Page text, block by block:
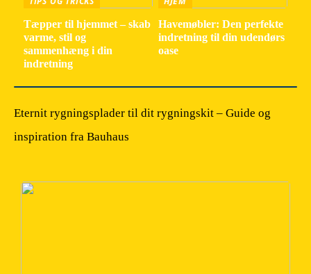
Tæpper til hjemmet – skab
varme, stil og
sammenhæng i din
indretning
Havemøbler: Den perfekte
indretning til din udendørs
oase
Eternit rygningsplader til dit rygningskit – Guide og
inspiration fra Bauhaus